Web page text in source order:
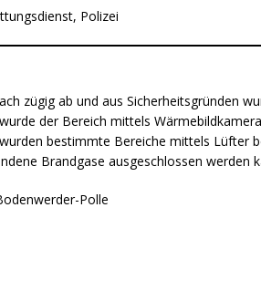
Polizei
zügig ab und aus Sicherheitsgründen
der Bereich mittels
bestimmte Bereiche mittels Lüfter
Brandgase ausgeschlossen werden
Polle